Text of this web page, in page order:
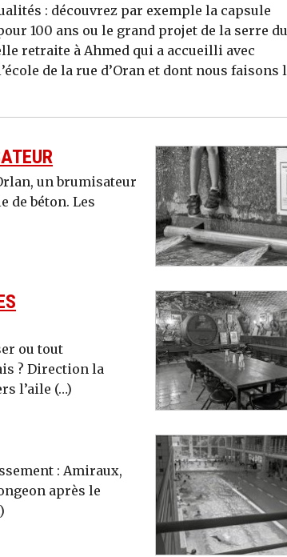
: découvrez par exemple la capsule
100 ans ou le grand projet de la serre du
retraite à Ahmed qui a accueilli avec
de la rue d’Oran et dont nous faisons
un brumisateur
de béton. Les
ou tout
? Direction la
l’aile (…)
: Amiraux,
après le